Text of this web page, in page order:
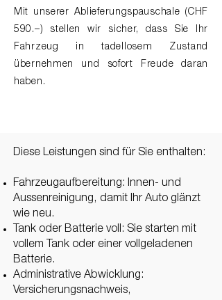
Mit unserer Ablieferungspauschale (CHF
590.–) stellen wir sicher, dass Sie Ihr
Fahrzeug in tadellosem Zustand
übernehmen und sofort Freude daran
haben.
Diese Leistungen sind für Sie enthalten:
Fahrzeugaufbereitung: Innen- und
Aussenreinigung, damit Ihr Auto glänzt
wie neu.
Tank oder Batterie voll: Sie starten mit
vollem Tank oder einer vollgeladenen
Batterie.
Administrative Abwicklung:
Versicherungsnachweis,